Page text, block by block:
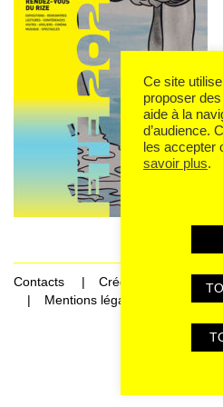
Contacts
Crédits
Mentions légales et données
Ce site
proposer
aide à la
d’audience.
les accepter
savoir plus.